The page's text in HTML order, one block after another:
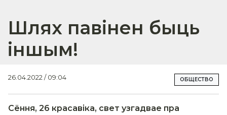
Шлях павінен быць
іншым!
26.04.2022 / 09:04 ОБЩЕСТВО
Сёння, 26 красавіка, свет узгадвае пра